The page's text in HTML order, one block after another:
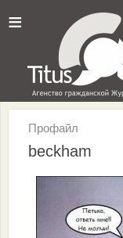
≡
Профайл
beckham